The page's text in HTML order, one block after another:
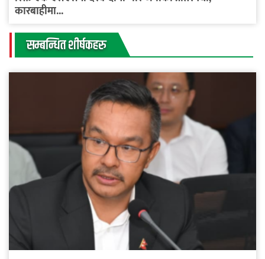
कारबाहीमा...
सम्बन्धित शीर्षकहरु